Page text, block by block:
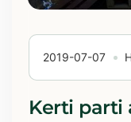
2019-07-07
Kerti parti